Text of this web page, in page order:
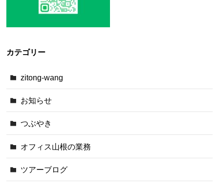
カテゴリー
zitong-wang
お知らせ
つぶやき
オフィス山根の業務
ツアーブログ